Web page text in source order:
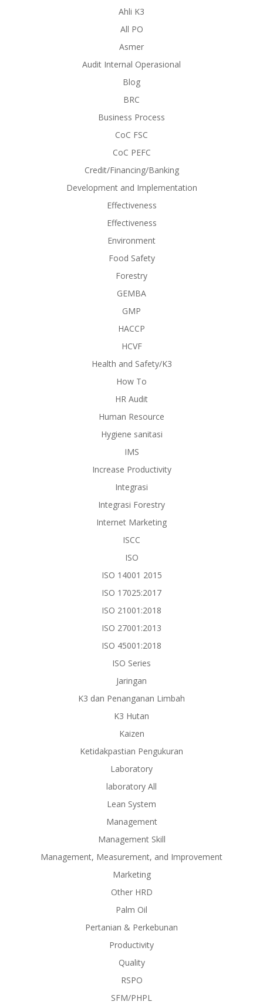
Ahli K3
All PO
Asmer
Audit Internal Operasional
Blog
BRC
Business Process
CoC FSC
CoC PEFC
Credit/Financing/Banking
Development and Implementation
Effectiveness
Effectiveness
Environment
Food Safety
Forestry
GEMBA
GMP
HACCP
HCVF
Health and Safety/K3
How To
HR Audit
Human Resource
Hygiene sanitasi
IMS
Increase Productivity
Integrasi
Integrasi Forestry
Internet Marketing
ISCC
ISO
ISO 14001 2015
ISO 17025:2017
ISO 21001:2018
ISO 27001:2013
ISO 45001:2018
ISO Series
Jaringan
K3 dan Penanganan Limbah
K3 Hutan
Kaizen
Ketidakpastian Pengukuran
Laboratory
laboratory All
Lean System
Management
Management Skill
Management, Measurement, and Improvement
Marketing
Other HRD
Palm Oil
Pertanian & Perkebunan
Productivity
Quality
RSPO
SFM/PHPL